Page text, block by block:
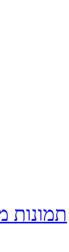
תמונות